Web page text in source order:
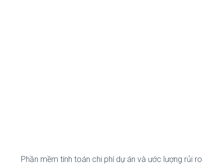
Phần mềm tính toán chi phí dự án và ước lượng rủi ro